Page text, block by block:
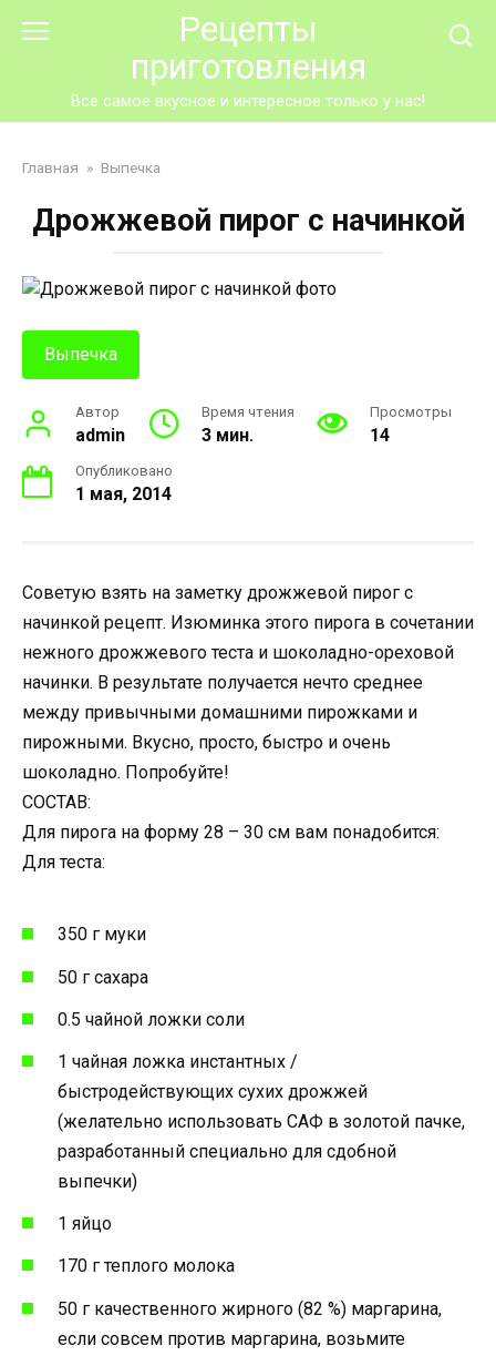
Рецепты
приготовления
Все самое вкусное и интересное только у нас!
Главная » Выпечка
Дрожжевой пирог с начинкой
Выпечка
Автор
admin
Время чтения
3 мин.
Просмотры
14
Опубликовано
1 мая, 2014
Советую взять на заметку дрожжевой пирог с
начинкой рецепт. Изюминка этого пирога в сочетании
нежного дрожжевого теста и шоколадно-ореховой
начинки. В результате получается нечто среднее
между привычными домашними пирожками и
пирожными. Вкусно, просто, быстро и очень
шоколадно. Попробуйте!
СОСТАВ:
Для пирога на форму 28 – 30 см вам понадобится:
Для теста:
350 г муки
50 г сахара
0.5 чайной ложки соли
1 чайная ложка инстантных /
быстродействующих сухих дрожжей
(желательно использовать САФ в золотой пачке,
разработанный специально для сдобной
выпечки)
1 яйцо
170 г теплого молока
50 г качественного жирного (82 %) маргарина,
если совсем против маргарина, возьмите